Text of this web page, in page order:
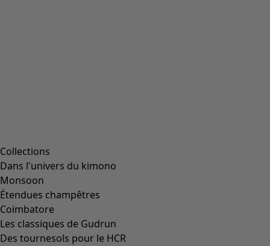
Collections
Dans l'univers du kimono
Monsoon
Étendues champêtres
Coimbatore
Les classiques de Gudrun
Des tournesols pour le HCR